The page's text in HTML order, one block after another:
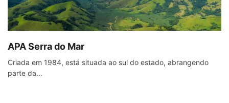
APA Serra do Mar
Criada em 1984, está situada ao sul do estado, abrangendo
parte da...